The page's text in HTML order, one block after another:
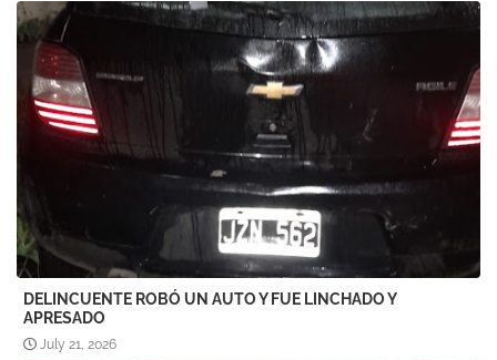
DELINCUENTE ROBÓ UN AUTO Y FUE LINCHADO Y
APRESADO
July 21, 2026